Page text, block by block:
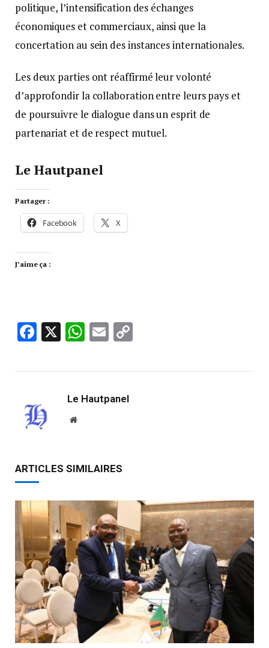
politique, l’intensification des échanges
économiques et commerciaux, ainsi que la
concertation au sein des instances internationales.
Les deux parties ont réaffirmé leur volonté
d’approfondir la collaboration entre leurs pays et
de poursuivre le dialogue dans un esprit de
partenariat et de respect mutuel.
Le Hautpanel
Partager :
Facebook X
J’aime ça :
Facebook
X WhatsApp
Email
Le Hautpanel
Website
ARTICLES SIMILAIRES